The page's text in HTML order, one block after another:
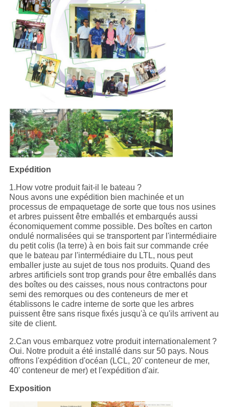
Expédition
1.How votre produit fait-il le bateau ?
Nous avons une expédition bien machinée et un
processus de empaquetage de sorte que tous nos usines
et arbres puissent être emballés et embarqués aussi
économiquement comme possible. Des boîtes en carton
ondulé normalisées qui se transportent par l'intermédiaire
du petit colis (la terre) à en bois fait sur commande crée
que le bateau par l'intermédiaire du LTL, nous peut
emballer juste au sujet de tous nos produits. Quand des
arbres artificiels sont trop grands pour être emballés dans
des boîtes ou des caisses, nous nous contractons pour
semi des remorques ou des conteneurs de mer et
établissons le cadre interne de sorte que les arbres
puissent être sans risque fixés jusqu'à ce qu'ils arrivent au
site de client.
2.Can vous embarquez votre produit internationalement ?
Oui. Notre produit a été installé dans sur 50 pays. Nous
offrons l'expédition d'océan (LCL, 20' conteneur de mer,
40' conteneur de mer) et l'expédition d'air.
Exposition